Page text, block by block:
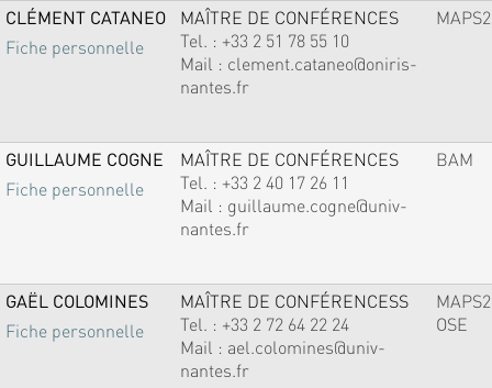
CLÉMENT CATANEO
Fiche personnelle
MAÎTRE DE CONFÉRENCES
Tel. : +33 2 51 78 55 10
Mail : clement.cataneo@oniris-
nantes.fr
MAPS2
GUILLAUME COGNE
Fiche personnelle
MAÎTRE DE CONFÉRENCES
Tel. : +33 2 40 17 26 11
Mail : guillaume.cogne@univ-
nantes.fr
BAM
GAËL COLOMINES
Fiche personnelle
MAÎTRE DE CONFÉRENCESS
Tel. : +33 2 72 64 22 24
Mail : ael.colomines@univ-
nantes.fr
MAPS2
OSE